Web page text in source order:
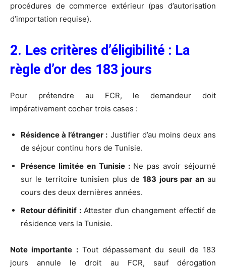
procédures de commerce extérieur (pas d’autorisation
d’importation requise).
2. Les critères d’éligibilité : La
règle d’or des 183 jours
Pour prétendre au FCR, le demandeur doit
impérativement cocher trois cases :
Résidence à l’étranger : Justifier d’au moins deux ans
de séjour continu hors de Tunisie.
Présence limitée en Tunisie :Ne pas avoir séjourné
sur le territoire tunisien plus de183 jours par anau
cours des deux dernières années.
Retour définitif :Attester d’un changement effectif de
résidence vers la Tunisie.
Note importante :Tout dépassement du seuil de 183
jours annule le droit au FCR, sauf dérogation